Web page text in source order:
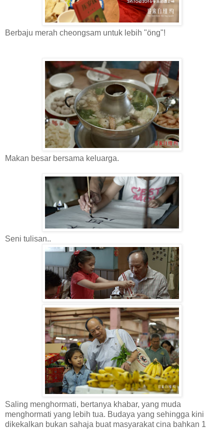
Berbaju merah cheongsam untuk lebih "öng"!
Makan besar bersama keluarga.
Seni tulisan..
Saling menghormati, bertanya khabar, yang muda
menghormati yang lebih tua. Budaya yang sehingga kini
dikekalkan bukan sahaja buat masyarakat cina bahkan 1